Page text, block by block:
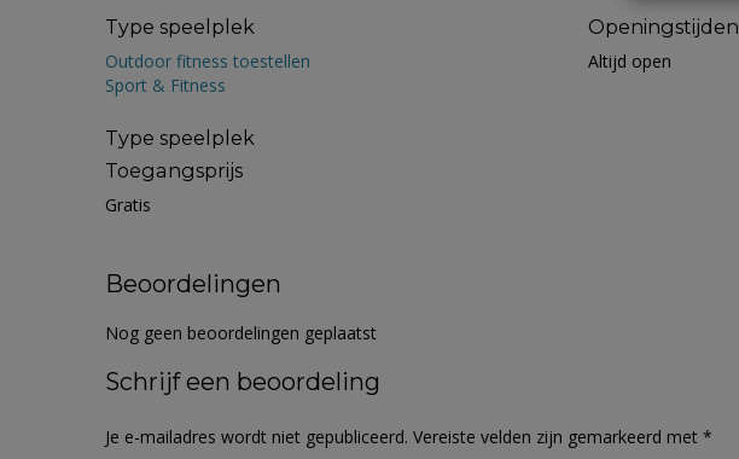
Type speelplek
Outdoor fitness toestellen
Sport & Fitness
Type speelplek
Toegangsprijs
Gratis
Openingstijden
Altijd open
Beoordelingen
Nog geen beoordelingen geplaatst
Schrijf een beoordeling
Je e-mailadres wordt niet gepubliceerd. Vereiste velden zijn gemarkeerd met *